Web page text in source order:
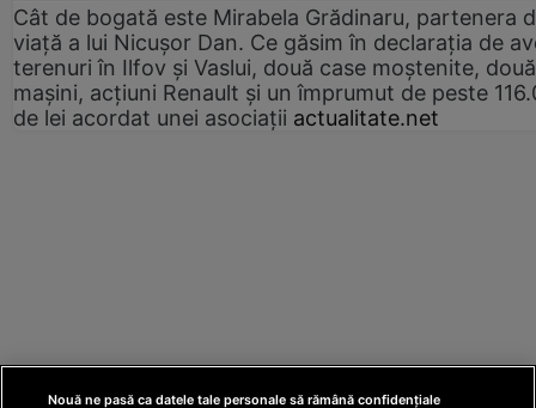
Cât de bogată este Mirabela Grădinaru, partenera
viață a lui Nicușor Dan. Ce găsim în declarația de
terenuri în Ilfov și Vaslui, două case moștenite, două
mașini, acțiuni Renault și un împrumut de peste
de lei acordat unei asociații actualitate.net
Nouă ne pasă ca datele tale personale să rămână confidențiale